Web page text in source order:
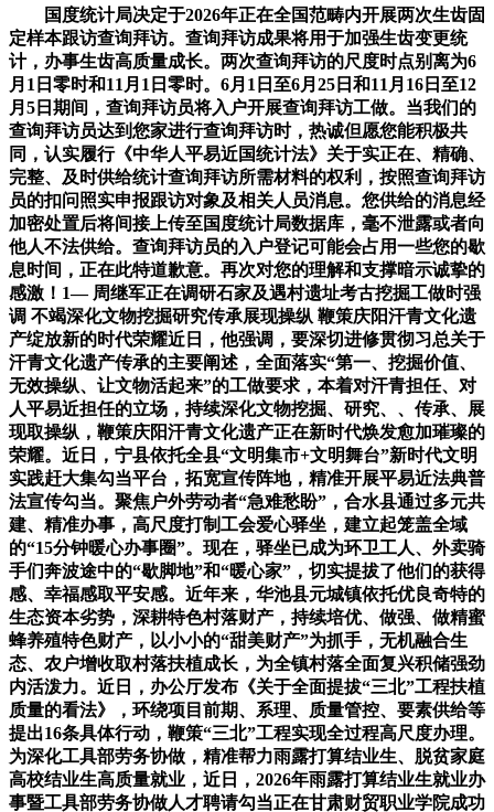
国度统计局决定于2026年正在全国范畴内开展两次生齿固
定样本跟访查询拜访。查询拜访成果将用于加强生齿变更统
计，办事生齿高质量成长。两次查询拜访的尺度时点别离为6
月1日零时和11月1日零时。6月1日至6月25日和11月16日至12
月5日期间，查询拜访员将入户开展查询拜访工做。当我们的
查询拜访员达到您家进行查询拜访时，热诚但愿您能积极共
同，认实履行《中华人平易近国统计法》关于实正在、精确、
完整、及时供给统计查询拜访所需材料的权利，按照查询拜访
员的扣问照实申报跟访对象及相关人员消息。您供给的消息经
加密处置后将间接上传至国度统计局数据库，毫不泄露或者向
他人不法供给。查询拜访员的入户登记可能会占用一些您的歇
息时间，正在此特道歉意。再次对您的理解和支撑暗示诚挚的
感激！1— 周继军正在调研石家及遇村遗址考古挖掘工做时强
调 不竭深化文物挖掘研究传承展现操纵 鞭策庆阳汗青文化遗
产绽放新的时代荣耀近日，他强调，要深切进修贯彻习总关于
汗青文化遗产传承的主要阐述，全面落实“第一、挖掘价值、
无效操纵、让文物活起来”的工做要求，本着对汗青担任、对
人平易近担任的立场，持续深化文物挖掘、研究、、传承、展
现取操纵，鞭策庆阳汗青文化遗产正在新时代焕发愈加璀璨的
荣耀。近日，宁县依托全县“文明集市+文明舞台”新时代文明
实践赶大集勾当平台，拓宽宣传阵地，精准开展平易近法典普
法宣传勾当。聚焦户外劳动者“急难愁盼”，合水县通过多元共
建、精准办事，高尺度打制工会爱心驿坐，建立起笼盖全域
的“15分钟暖心办事圈”。现在，驿坐已成为环卫工人、外卖骑
手们奔波途中的“歇脚地”和“暖心家”，切实提拔了他们的获得
感、幸福感取平安感。近年来，华池县元城镇依托优良奇特的
生态资本劣势，深耕特色村落财产，持续培优、做强、做精蜜
蜂养殖特色财产，以小小的“甜美财产”为抓手，无机融合生
态、农户增收取村落扶植成长，为全镇村落全面复兴积储强劲
内活泼力。近日，办公厅发布《关于全面提拔“三北”工程扶植
质量的看法》，环绕项目前期、系理、质量管控、要素供给等
提出16条具体行动，鞭策“三北”工程实现全过程高尺度办理。
为深化工具部劳务协做，精准帮力雨露打算结业生、脱贫家庭
高校结业生高质量就业，近日，2026年雨露打算结业生就业办
事暨工具部劳务协做人才聘请勾当正在甘肃财贸职业学院成功